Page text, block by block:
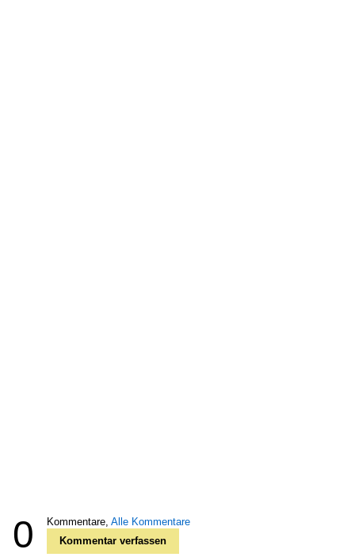
0 Kommentare, Alle Kommentare
Kommentar verfassen